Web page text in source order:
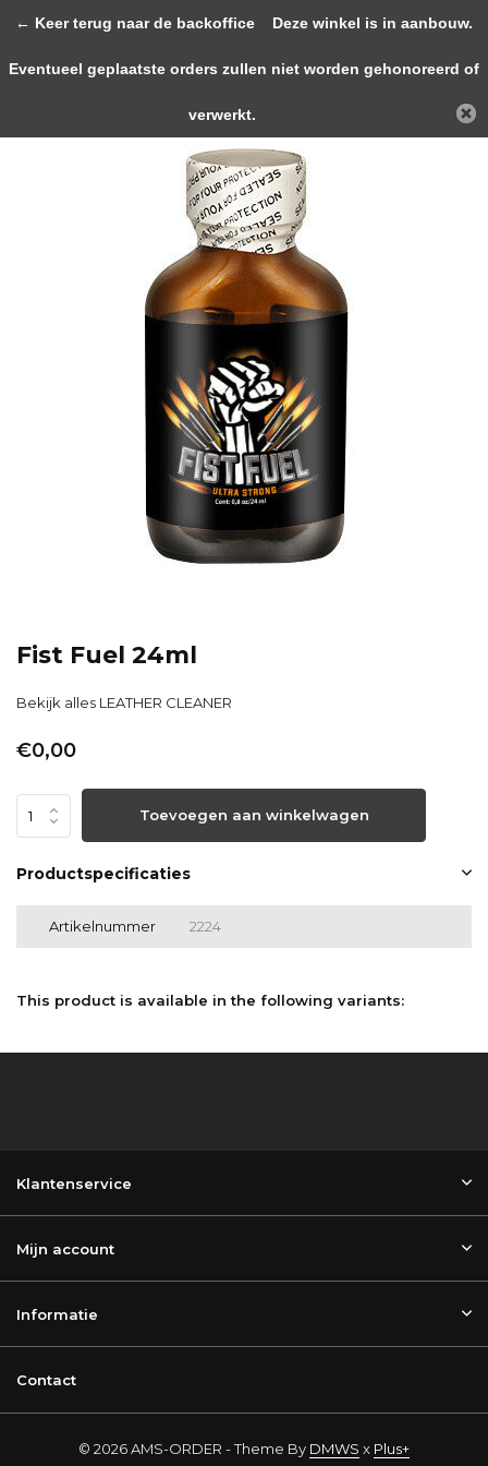
Home
Fist Fuel 24ml
Bekijk alles LEATHER CLEANER
€0,00
Toevoegen aan winkelwagen
Productspecificaties
Artikelnummer 2224
This product is available in the following variants:
Klantenservice
Mijn account
Informatie
Contact
© 2026 AMS-ORDER - Theme By DMWS x Plus+
← Keer terug naar de backoffice Deze winkel is in aanbouw.
Eventueel geplaatste orders zullen niet worden gehonoreerd of
verwerkt.